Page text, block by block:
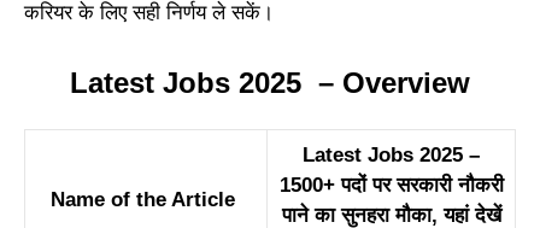
करियर के लिए सही निर्णय ले सकें।​
Latest Jobs 2025 – Overview
Name of the Article
Latest Jobs 2025 –
1500+ पदों पर सरकारी नौकरी
पाने का सुनहरा मौका, यहां देखें